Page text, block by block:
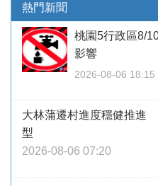
熱門新聞
桃園5行政區8/
影響
2026-08-06 18:15
大林蒲遷村進度穩健推進
型
2026-08-06 07:20